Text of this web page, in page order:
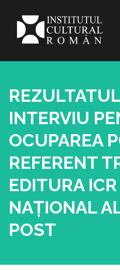
INTERVIU
OCUPAREA
REFERENT
EDITURA
NAȚIONAL
POST